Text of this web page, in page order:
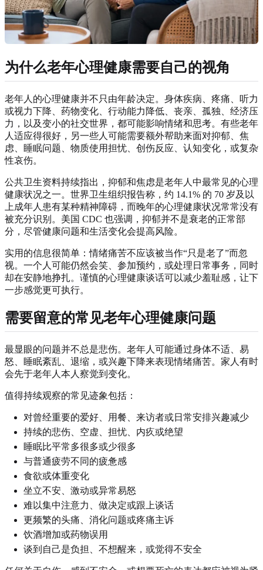
为什么老年心理健康需要自己的视角
老年人的心理健康并不只由年龄决定。身体疾病、疼痛、听力
或视力下降、药物变化、行动能力降低、丧亲、孤独、经济压
力，以及变小的社交世界，都可能影响情绪和思考。有些老年
人适应得很好，另一些人可能需要额外帮助来面对抑郁、焦
虑、睡眠问题、物质使用担忧、创伤反应、认知变化，或复杂
性哀伤。
公共卫生资料持续指出，抑郁和焦虑是老年人中最常见的心理
健康状况之一。世界卫生组织报告称，约 14.1% 的 70 岁及以
上成年人患有某种精神障碍，而晚年的心理健康状况常常没有
被充分识别。美国 CDC 也强调，抑郁并不是衰老的正常部
分，尽管健康问题和生活变化会提高风险。
实用的信息很简单：情绪痛苦不应该被当作“只是老了”而忽
视。一个人可能仍然会笑、参加预约，或处理日常事务，同时
却在安静地挣扎。谨慎的心理健康谈话可以减少羞耻感，让下
一步感觉更可执行。
需要留意的常见老年心理健康问题
最显眼的问题并不总是悲伤。老年人可能通过身体不适、易
怒、睡眠紊乱、退缩，或兴趣下降来表现情绪痛苦。家人有时
会先于老年人本人察觉到变化。
值得持续观察的常见迹象包括：
对曾经重要的爱好、用餐、来访者或日常安排兴趣减少
持续的悲伤、空虚、担忧、内疚或绝望
睡眠比平常多很多或少很多
与普通疲劳不同的疲惫感
食欲或体重变化
坐立不安、激动或异常易怒
难以集中注意力、做决定或跟上谈话
更频繁的头痛、消化问题或疼痛主诉
饮酒增加或药物误用
谈到自己是负担、不想醒来，或觉得不安全